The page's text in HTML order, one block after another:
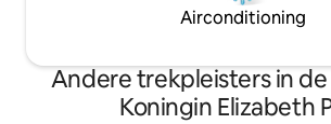
Airconditioning
Andere trekpleisters in
Koningin Elizabeth